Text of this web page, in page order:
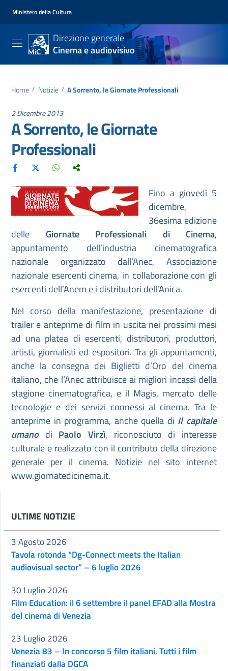
Ministero della Cultura
Direzione generale
Cinema e audiovisivo
Home / Notizie / A Sorrento, le Giornate Professionali
2 Dicembre 2013
A Sorrento, le Giornate
Professionali
Fino a giovedì 5
dicembre,
36esima edizione
delle Giornate Professionali di Cinema,
appuntamento dell’industria cinematografica
nazionale organizzato dall’Anec, Associazione
nazionale esercenti cinema, in collaborazione con gli
esercenti dell’Anem e i distributori dell’Anica.
Nel corso della manifestazione, presentazione di
trailer e anteprime di film in uscita nei prossimi mesi
ad una platea di esercenti, distributori, produttori,
artisti, giornalisti ed espositori. Tra gli appuntamenti,
anche la consegna dei Biglietti d’Oro del cinema
italiano, che l’Anec attribuisce ai migliori incassi della
stagione cinematografica, e il Magis, mercato delle
tecnologie e dei servizi connessi al cinema. Tra le
anteprime in programma, anche quella di Il capitale
umanodi Paolo Virzì, riconosciuto di interesse
culturale e realizzato con il contributo della direzione
generale per il cinema. Notizie nel sito internet
www.giornatedicinema.it.
ULTIME NOTIZIE
Tavola rotonda “Dg-Connect meets the Italian
audiovisual sector” – 6 luglio 2026
3 Agosto 2026
Film Education: il 6 settembre il panel EFAD alla Mostra
del cinema di Venezia
30 Luglio 2026
Venezia 83 – In concorso 5 film italiani. Tutti i film
finanziati dalla DGCA
23 Luglio 2026